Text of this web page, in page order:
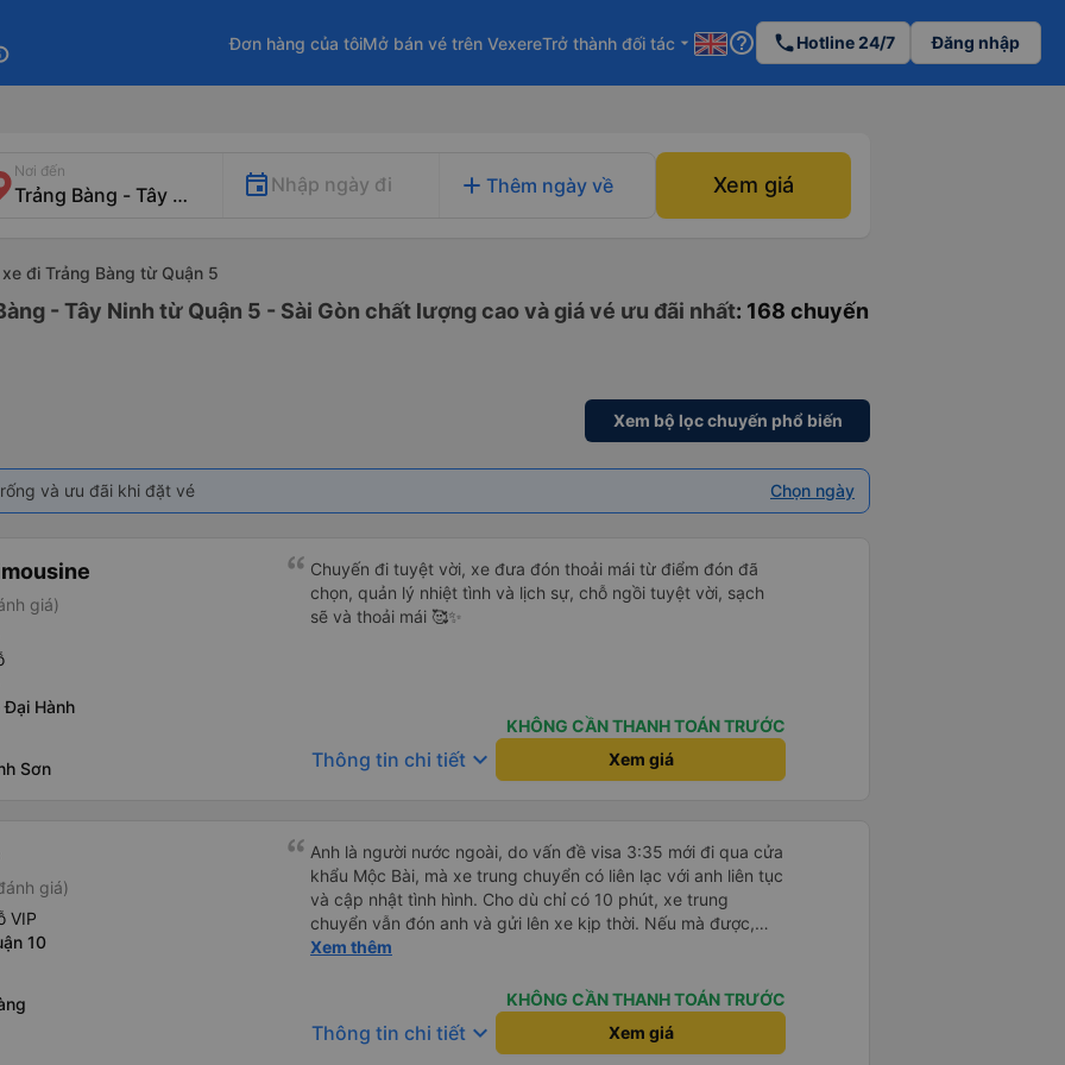
Đơn hàng của tôiMở bán vé trên VexereTrở thành đối tác arrow_drop_down help_outline phoneHotline 24/7 Đăng nhập
Nơi đến
Nhập ngày đi add Thêm ngày về Xem giá
xe đi Trảng Bàng từ Quận 5
- Tây Ninh từ Quận 5 - Sài Gòn chất lượng cao và giá vé ưu đãi nhất: 168 chuyến
Xem bộ lọc chuyến phổ biến
và ưu đãi khi đặt vé Chọn ngày
giá)
Đại Hành
Sơn
Chuyến đi tuyệt vời, xe đưa đón thoải mái từ điểm đón đã
chọn, quản lý nhiệt tình và lịch sự, chỗ ngồi tuyệt vời, sạch
sẽ và thoải mái 🥰✨
KHÔNG CẦN THANH TOÁN TRƯỚC
Thông tin chi tiết keyboard_arrow_down Xem giá
giá)
VIP
10
Anh là người nước ngoài, do vấn đề visa 3:35 mới đi qua cửa
khẩu Mộc Bài, mà xe trung chuyển có liên lạc với anh liên tục
và cập nhật tình hình. Cho dù chỉ có 10 phút, xe trung
chuyển vẫn đón anh và gửi lên xe kịp thời. Nếu mà được,
anh thật muốn tip cho bác tài. Xe này là xe Limousine nhưng
nhất phải cải thiện là wifi trên xe ko kết nối được.
Xem thêm
KHÔNG CẦN THANH TOÁN TRƯỚC
Thông tin chi tiết keyboard_arrow_down Xem giá